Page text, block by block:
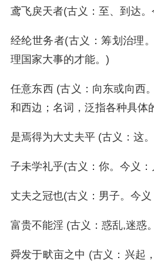
鸢飞戾天者(古义：至、到达
经纶世务者(古义：筹划治理
理国家大事的才能。)
任意东西 (古义：向东或向西
和西边；名词，泛指各种具体
是焉得为大丈夫平 (古义：这
子未学礼乎(古义：你。今义：
丈夫之冠也(古义：男子。今
富贵不能淫 (古义：惑乱,迷惑
舜发于畎亩之中 (古义：兴起